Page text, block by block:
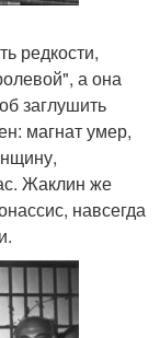
редкости,
а она
заглушить
магнат умер,
Жаклин же
навсегда